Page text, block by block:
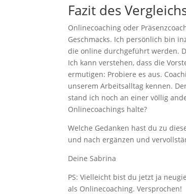
Fazit des
Onlinecoaching oder
Geschmacks. Ich persönlich bin
die online durchgeführt werden.
Ich kann verstehen, dass die
ermutigen: Probiere es aus.
unserem Arbeitsalltag kennen.
stand ich noch an einer völlig
Onlinecoachings halte?
Welche Gedanken hast du zu
und nach ergänzen und
Deine Sabrina
PS: Vielleicht bist du jetzt ja
als Onlinecoaching. Versprochen!